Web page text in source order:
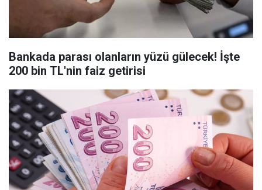
Bankada parası olanların yüzü gülecek! İşte
200 bin TL'nin faiz getirisi